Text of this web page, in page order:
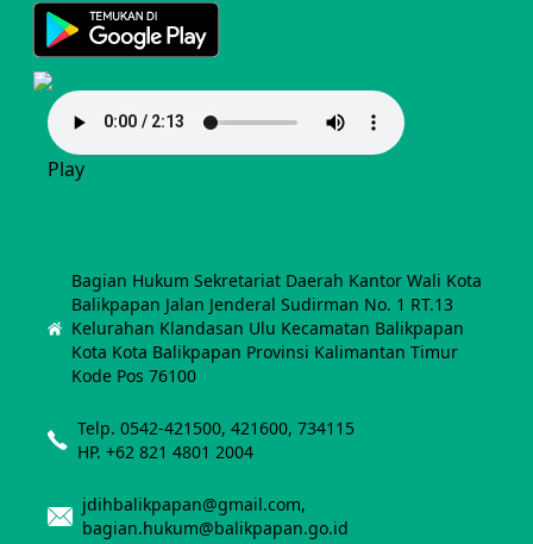
Play
Bagian Hukum Sekretariat Daerah Kantor Wali Kota
Balikpapan Jalan Jenderal Sudirman No. 1 RT.13
Kelurahan Klandasan Ulu Kecamatan Balikpapan
Kota Kota Balikpapan Provinsi Kalimantan Timur
Kode Pos 76100
Telp. 0542-421500, 421600, 734115
HP. +62 821 4801 2004
jdihbalikpapan@gmail.com,
bagian.hukum@balikpapan.go.id